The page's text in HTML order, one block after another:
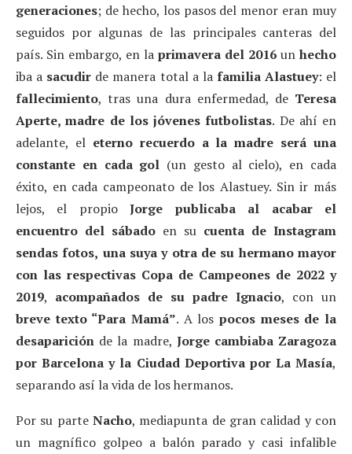
generaciones; de hecho, los pasos del menor eran muy
seguidos por algunas de las principales canteras del
país. Sin embargo, en la primavera del 2016 un hecho
iba a sacudir de manera total a la familia Alastuey: el
fallecimiento, tras una dura enfermedad, de Teresa
Aperte, madre de los jóvenes futbolistas. De ahí en
adelante, el eterno recuerdo a la madre será una
constante en cada gol (un gesto al cielo), en cada
éxito, en cada campeonato de los Alastuey. Sin ir más
lejos, el propioJorge publicaba al acabar el
encuentro del sábado en su cuenta de Instagram
sendas fotos, una suya y otra de su hermano mayor
con las respectivas Copa de Campeones de 2022 y
2019, acompañados de su padre Ignacio, con un
breve texto “Para Mamá”. A los pocos meses de la
desaparición de la madre, Jorge cambiaba Zaragoza
por Barcelona y la Ciudad Deportiva por La Masía,
separando así la vida de los hermanos.
Por su parte Nacho, mediapunta de gran calidad y con
un magnífico golpeo a balón parado y casi infalible